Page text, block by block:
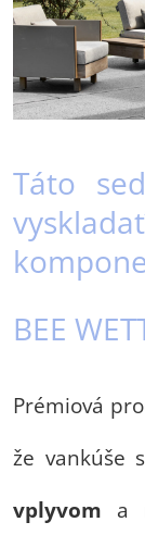
Táto
BEE
Prémiová
že vankúše
vplyvom a